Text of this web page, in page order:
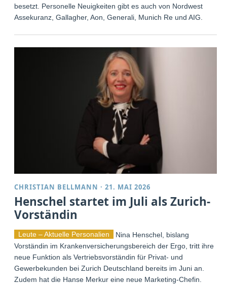
besetzt. Personelle Neuigkeiten gibt es auch von Nordwest
Assekuranz, Gallagher, Aon, Generali, Munich Re und AIG.
CHRISTIAN BELLMANN ·21. MAI 2026
Henschel startet im Juli als Zurich-
Vorständin
Leute – Aktuelle Personalien
Nina Henschel, bislang
Vorständin im Krankenversicherungsbereich der Ergo, tritt ihre
neue Funktion als Vertriebsvorständin für Privat- und
Gewerbekunden bei Zurich Deutschland bereits im Juni an.
Zudem hat die Hanse Merkur eine neue Marketing-Chefin.